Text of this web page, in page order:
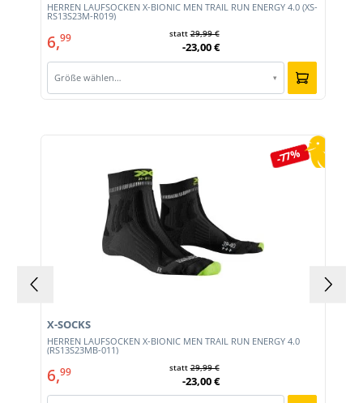
HERREN LAUFSOCKEN X-BIONIC MEN TRAIL RUN ENERGY 4.0 (XS-
RS13S23M-R019)
6,99 statt29,99 €
-23,00 €
Größe wählen… ▾
-77%
HERREN LAUFSOCKEN X-BIONIC MEN TRAIL RUN ENERGY 4.0
(RS13S23MB-011)
X-SOCKS
6,99 statt29,99 €
-23,00 €